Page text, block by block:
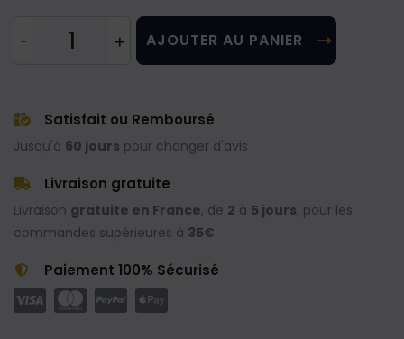
AJOUTER AU PANIER
Satisfait ou Remboursé
Jusqu'à 60 jours pour changer d'avis
Livraison gratuite
Livraison gratuite en France, de 2 à 5 jours, pour les
commandes supérieures à 35€.
Paiement 100% Sécurisé